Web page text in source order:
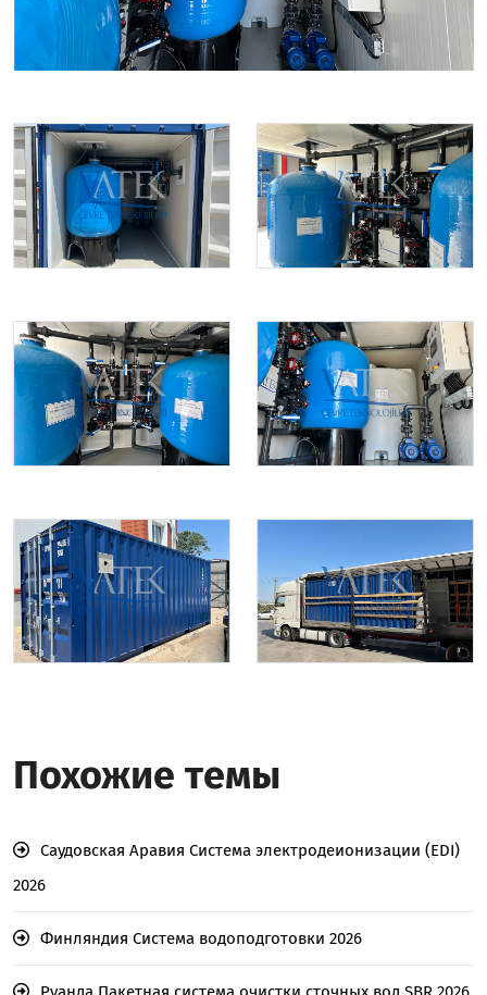
Похожие темы
Саудовская Аравия Система электродеионизации (EDI)
2026
Финляндия Система водоподготовки 2026